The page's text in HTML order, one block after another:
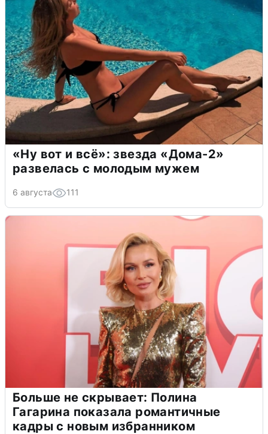
«Ну вот и всё»: звезда «Дома-2»
развелась с молодым мужем
6 августа 111
Больше не скрывает: Полина
Гагарина показала романтичные
кадры с новым избранником